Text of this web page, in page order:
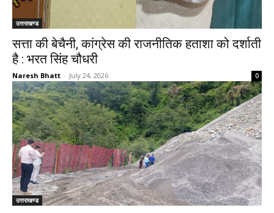
उत्तराखण्ड
सत्ता की बेचैनी, कांग्रेस की राजनीतिक हताशा को दर्शाती
है : भरत सिंह चौधरी
Naresh Bhatt - July 24, 2026 0
उत्तराखण्ड